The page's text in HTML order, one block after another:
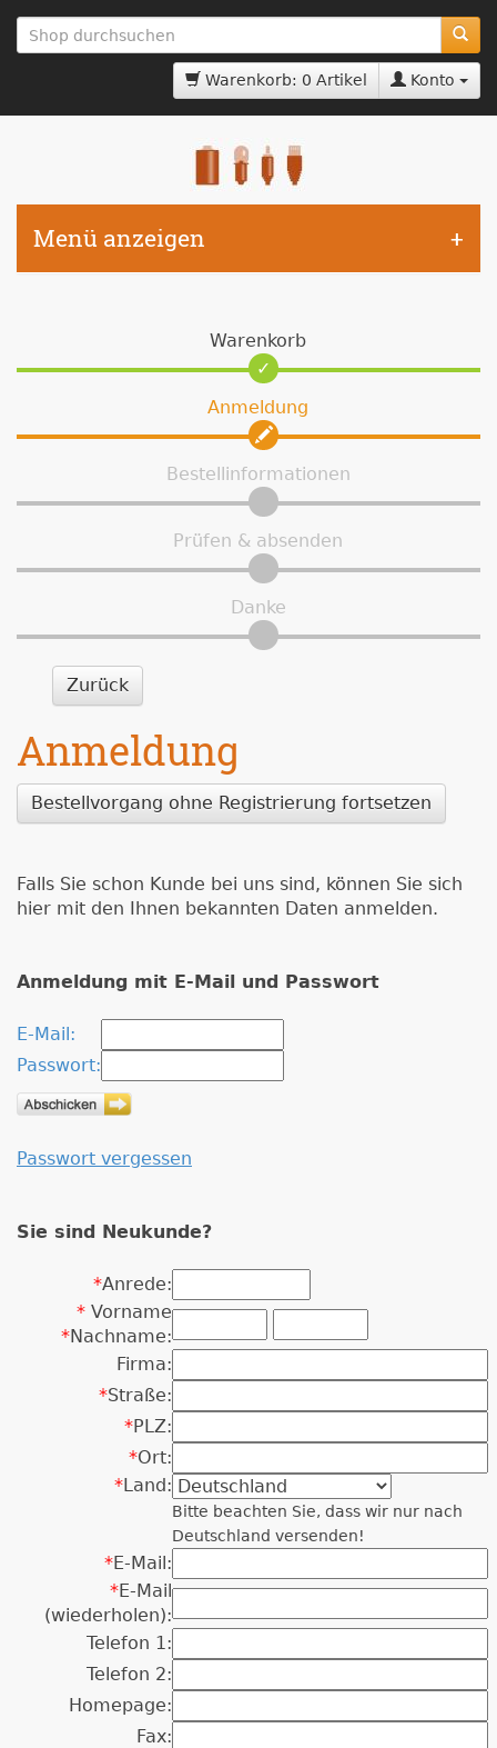
zum
Hauptinhalt
Warenkorb: 0 Artikel Konto
Menü anzeigen
Warenkorb
Anmeldung
Bestellinformationen
Prüfen & absenden
Danke
Zurück
Anmeldung
Bestellvorgang ohne Registrierung fortsetzen
Falls Sie schon Kunde bei uns sind, können Sie sich
hier mit den Ihnen bekannten Daten anmelden.
Anmeldung mit E-Mail und Passwort
E-Mail:
Passwort:
Passwort vergessen
Sie sind Neukunde?
*Anrede:
* Vorname
*Nachname:
Firma:
*Straße:
*PLZ:
*Ort:
*Land:
Bitte beachten Sie, dass wir nur nach
Deutschland versenden!
*E-Mail:
*E-Mail
(wiederholen):
Telefon 1:
Telefon 2:
Homepage:
Fax: